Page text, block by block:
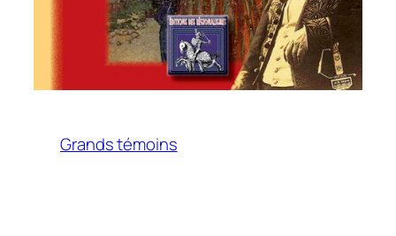
Grands témoins